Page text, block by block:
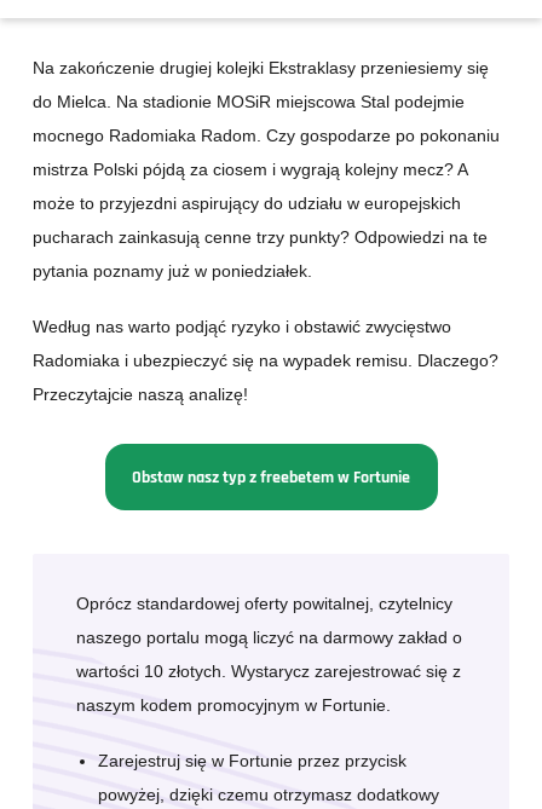
Na zakończenie drugiej kolejki Ekstraklasy przeniesiemy się
do Mielca. Na stadionie MOSiR miejscowa Stal podejmie
mocnego Radomiaka Radom. Czy gospodarze po pokonaniu
mistrza Polski pójdą za ciosem i wygrają kolejny mecz? A
może to przyjezdni aspirujący do udziału w europejskich
pucharach zainkasują cenne trzy punkty? Odpowiedzi na te
pytania poznamy już w poniedziałek.
Według nas warto podjąć ryzyko i obstawić zwycięstwo
Radomiaka i ubezpieczyć się na wypadek remisu. Dlaczego?
Przeczytajcie naszą analizę!
Obstaw nasz typ z freebetem w Fortunie
Oprócz standardowej oferty powitalnej, czytelnicy
naszego portalu mogą liczyć na darmowy zakład o
wartości 10 złotych. Wystarycz zarejestrować się z
naszym kodem promocyjnym w Fortunie.
Zarejestruj się w Fortunie przez przycisk
powyżej, dzięki czemu otrzymasz dodatkowy